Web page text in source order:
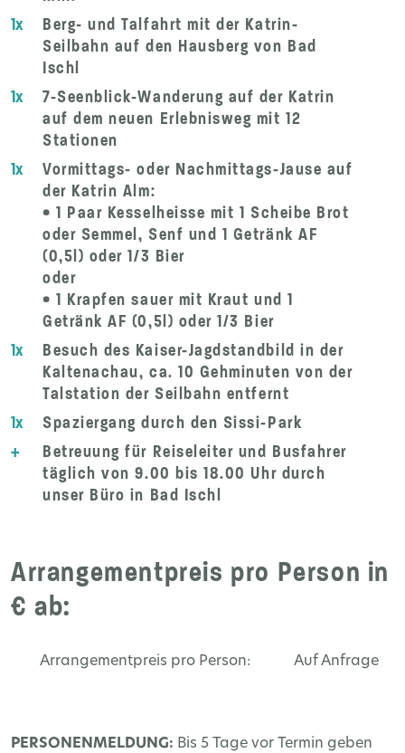
1x
Berg- und Talfahrt mit der Katrin-
Seilbahn auf den Hausberg von Bad
Ischl
1x
7-Seenblick-Wanderung auf der Katrin
auf dem neuen Erlebnisweg mit 12
Stationen
1x
Vormittags- oder Nachmittags-Jause auf
der Katrin Alm:
• 1 Paar Kesselheisse mit 1 Scheibe Brot
oder Semmel, Senf und 1 Getränk AF
(0,5l) oder 1/3 Bier
oder
• 1 Krapfen sauer mit Kraut und 1
Getränk AF (0,5l) oder 1/3 Bier
1x
Besuch des Kaiser-Jagdstandbild in der
Kaltenachau, ca. 10 Gehminuten von der
Talstation der Seilbahn entfernt
1x
Spaziergang durch den Sissi-Park
+
Betreuung für Reiseleiter und Busfahrer
täglich von 9.00 bis 18.00 Uhr durch
unser Büro in Bad Ischl
Arrangementpreis pro Person in
€ ab:
Arrangementpreis pro Person: Auf Anfrage
PERSONENMELDUNG: Bis 5 Tage vor Termin geben